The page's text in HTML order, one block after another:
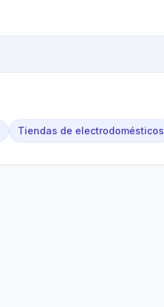
Tiendas de electrodomésticos